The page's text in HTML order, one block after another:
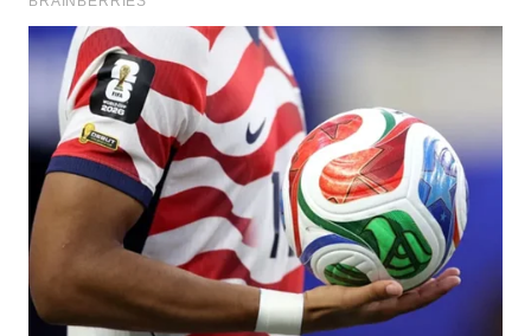
TAPANULI
SELATAN
WN
TANJUNG
LESUNG
SIMALUNGUN